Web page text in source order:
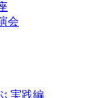
会
実践編